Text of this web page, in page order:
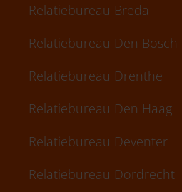
Relatiebureau Breda
Relatiebureau Den Bosch
Relatiebureau Drenthe
Relatiebureau Den Haag
Relatiebureau Deventer
Relatiebureau Dordrecht